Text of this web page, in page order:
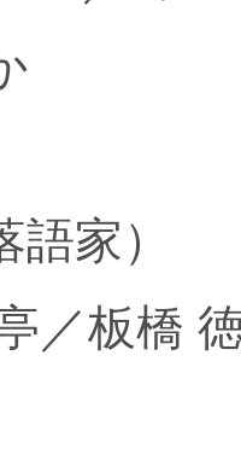
家）
／板橋